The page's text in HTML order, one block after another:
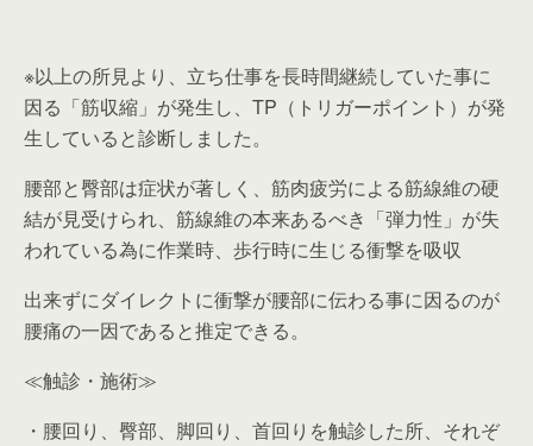
※以上の所見より、立ち仕事を長時間継続していた事に
因る「筋収縮」が発生し、TP（トリガーポイント）が発
生していると診断しました。
腰部と臀部は症状が著しく、筋肉疲労による筋線維の硬
結が見受けられ、筋線維の本来あるべき「弾力性」が失
われている為に作業時、歩行時に生じる衝撃を吸収
出来ずにダイレクトに衝撃が腰部に伝わる事に因るのが
腰痛の一因であると推定できる。
≪触診・施術≫
・腰回り、臀部、脚回り、首回りを触診した所、それぞ